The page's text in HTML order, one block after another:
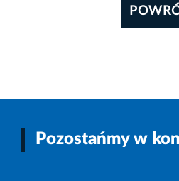
Pozostańmy w